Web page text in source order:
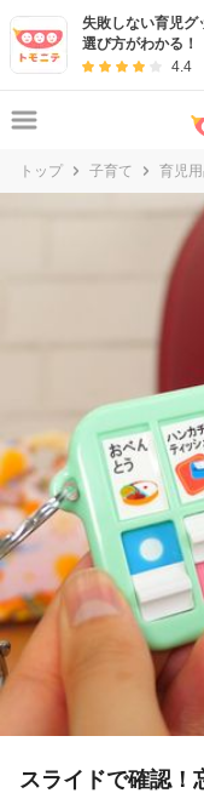
失敗しない育児グ
選び方がわかる！
4.4
トップ 子育て 育児
スライドで確認！
妊娠・出産・子育て情